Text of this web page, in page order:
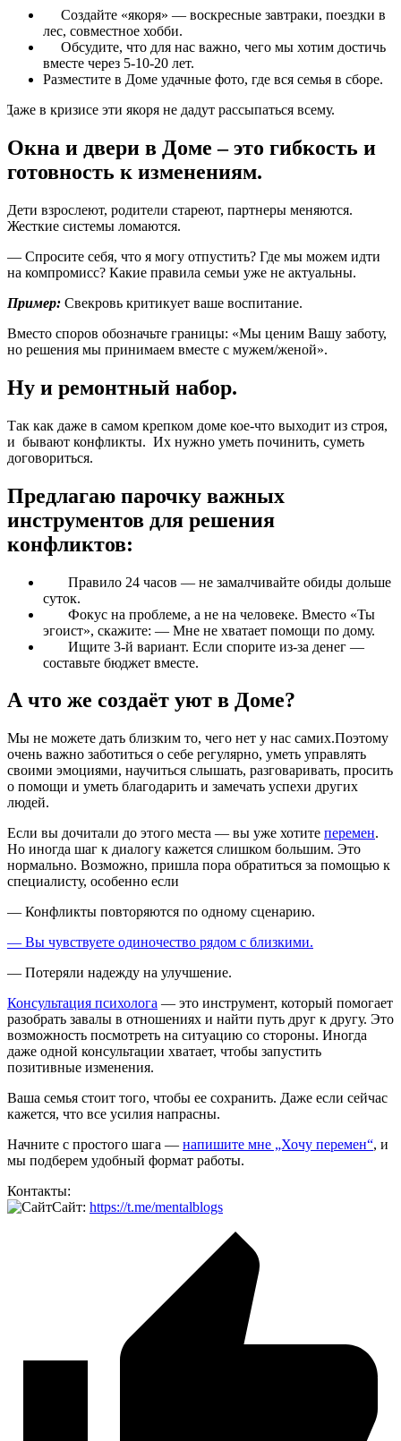
Создайте «якоря» — воскресные завтраки, поездки в
лес, совместное хобби.
Обсудите, что для нас важно, чего мы хотим достичь
вместе через 5-10-20 лет.
Разместите в Доме удачные фото, где вся семья в сборе.
в кризисе эти якоря не дадут рассыпаться всему.
Окна и двери в Доме – это гибкость и
готовность к изменениям.
Дети взрослеют, родители стареют, партнеры меняются.
Жесткие системы ломаются.
— Спросите себя, что я могу отпустить? Где мы можем идти
на компромисс? Какие правила семьи уже не актуальны.
Пример: Свекровь критикует ваше воспитание.
Вместо споров обозначьте границы: «Мы ценим Вашу заботу,
но решения мы принимаем вместе с мужем/женой».
Ну и ремонтный набор.
Так как даже в самом крепком доме кое-что выходит из строя,
и бывают конфликты. Их нужно уметь починить, суметь
договориться.
Предлагаю парочку важных
инструментов для решения
конфликтов:
Правило 24 часов — не замалчивайте обиды дольше
суток.
Фокус на проблеме, а не на человеке. Вместо «Ты
эгоист», скажите: — Мне не хватает помощи по дому.
Ищите 3-й вариант. Если спорите из-за денег —
составьте бюджет вместе.
А что же создаёт уют в Доме?
Мы не можете дать близким то, чего нет у нас самих.Поэтому
очень важно заботиться о себе регулярно, уметь управлять
своими эмоциями, научиться слышать, разговаривать, просить
о помощи и уметь благодарить и замечать успехи других
людей.
Если вы дочитали до этого места — вы уже хотите перемен.
Но иногда шаг к диалогу кажется слишком большим. Это
нормально. Возможно, пришла пора обратиться за помощью к
специалисту, особенно если
— Конфликты повторяются по одному сценарию.
— Вы чувствуете одиночество рядом с близкими.
— Потеряли надежду на улучшение.
Консультация психолога — это инструмент, который помогает
разобрать завалы в отношениях и найти путь друг к другу. Это
возможность посмотреть на ситуацию со стороны. Иногда
даже одной консультации хватает, чтобы запустить
позитивные изменения.
Ваша семья стоит того, чтобы ее сохранить. Даже если сейчас
кажется, что все усилия напрасны.
Начните с простого шага — напишите мне „Хочу перемен“, и
мы подберем удобный формат работы.
Контакты:
Сайт: https://t.me/mentalblogs